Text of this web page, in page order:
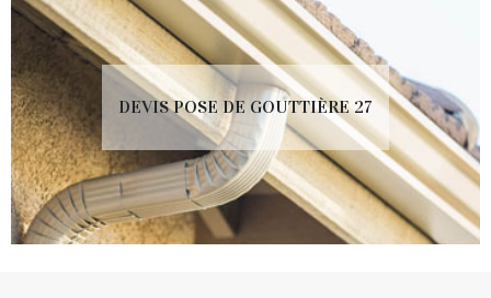
DEVIS POSE DE GOUTTIÈRE 27